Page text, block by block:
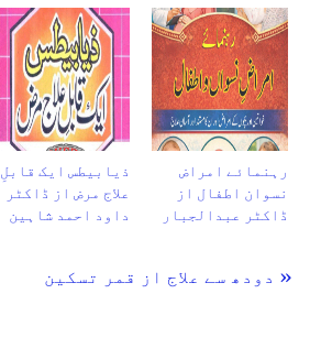
ذیابیطس ایک قابلِ
علاج مرض از ڈاکٹر
داود احمد شاہین
رہنمائے امراض
نسوان اطفال از
ڈاکٹر عبدالجبار
« دودھ سے علاج از قمر تسکین